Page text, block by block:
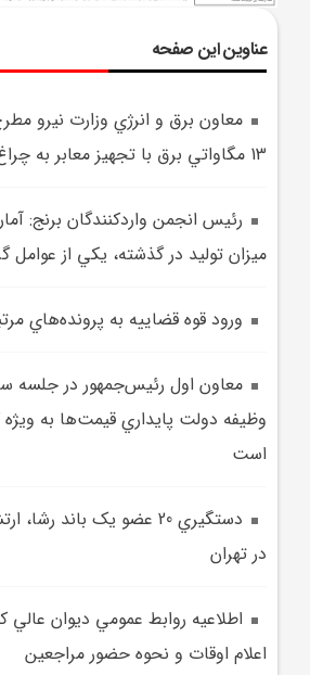
عناوین این صفحه
معاون برق و انرژي وزارت نيرو
13 مگاواتي برق با تجهيز معابر به چراغ LED
رئيس انجمن واردکنندگان برنج:
ميزان توليد در گذشته، يکي از عوامل
ورود قوه قضاييه به پرونده‌هاي
معاون اول رئيس‌جمهور در جلسه
وظيفه دولت پايداري قيمت‌ها به
است
دستگيري 20 عضو يک باند
در تهران
اطلاعيه روابط عمومي ديوان
اعلام اوقات و نحوه حضور مراجعين